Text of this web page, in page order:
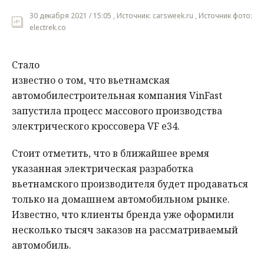
30 декабря 2021 / 15:05 , Источник: carsweek.ru , Источник фото:
electrek.co
Стало
известно о том, что вьетнамская
автомобилестроительная компания VinFast
запустила процесс массового производства
электрического кроссовера VF e34.
Стоит отметить, что в ближайшее время
указанная электрическая разработка
вьетнамского производителя будет продаваться
только на домашнем автомобильном рынке.
Известно, что клиенты бренда уже оформили
несколько тысяч заказов на рассматриваемый
автомобиль.